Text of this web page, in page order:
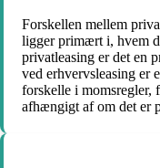
Forskellen mellem
ligger primært i, hvem
privatleasing er det en
ved erhvervsleasing er
forskelle i momsregler,
afhængigt af om det er